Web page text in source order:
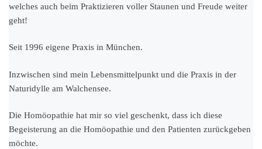
welches auch beim Praktizieren voller Staunen und Freude weiter
geht!
Seit 1996 eigene Praxis in München.
Inzwischen sind mein Lebensmittelpunkt und die Praxis in der
Naturidylle am Walchensee.
Die Homöopathie hat mir so viel geschenkt, dass ich diese
Begeisterung an die Homöopathie und den Patienten zurückgeben
möchte.